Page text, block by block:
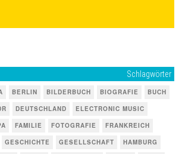
Schlagwörter
BERLIN BILDERBUCH BIOGRAFIE
BUCH
DEUTSCHLAND
ELECTRONIC MUSIC
FAMILIE FOTOGRAFIE
FRANKREICH
GESCHICHTE GESELLSCHAFT
HAMBURG